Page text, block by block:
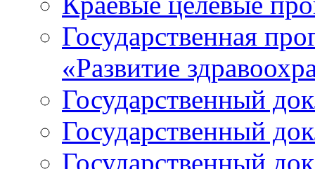
Государственная
«Развитие
Государственный
Государственный
Государственный